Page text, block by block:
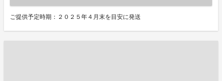
ご提供予定時期：２０２５年４月末を目安に発送